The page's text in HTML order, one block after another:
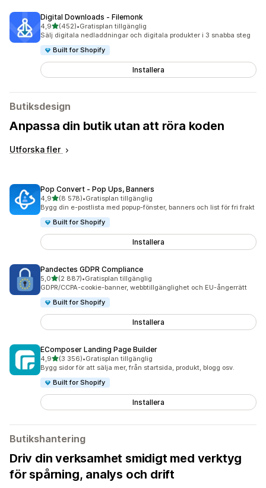
Digital Downloads ‑ Filemonk
4,9av 5 stjärnor
(452)
452 recensioner totalt
•Gratisplan tillgänglig
Sälj digitala nedladdningar och digitala produkter i 3 snabba steg
Built for Shopify
Installera
Butiksdesign
Anpassa din butik utan att röra koden
Utforska fler
Pop Convert ‑ Pop Ups, Banners
4,9av 5 stjärnor
(8 578)
8578 recensioner totalt
•Gratisplan tillgänglig
Bygg din e-postlista med popup-fönster, banners och list för fri frakt
Built for Shopify
Installera
Pandectes GDPR Compliance
5,0av 5 stjärnor
(2 887)
2887 recensioner totalt
•Gratisplan tillgänglig
GDPR/CCPA-cookie-banner, webbtillgänglighet och EU-ångerrätt
Built for Shopify
Installera
EComposer Landing Page Builder
4,9av 5 stjärnor
(3 356)
3356 recensioner totalt
•Gratisplan tillgänglig
Bygg sidor för att sälja mer, från startsida, produkt, blogg osv.
Built for Shopify
Installera
Butikshantering
Driv din verksamhet smidigt med verktyg
för spårning, analys och drift